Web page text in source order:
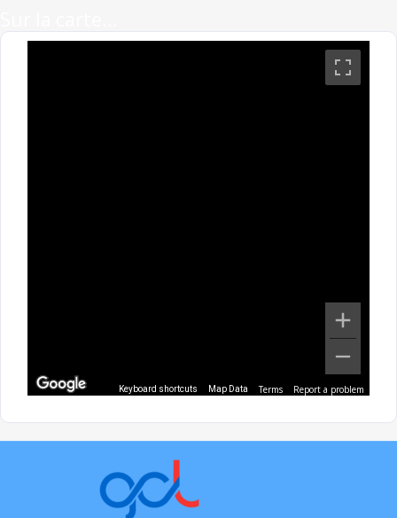
Keyboard shortcuts Map Data Terms Report a problem